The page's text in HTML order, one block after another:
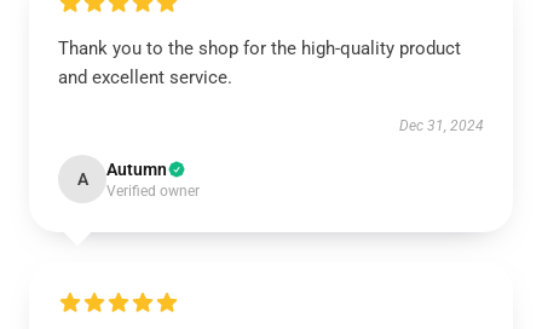
Thank you to the shop for the high-quality product
and excellent service.
Dec 31, 2024
A Autumn
Verified owner